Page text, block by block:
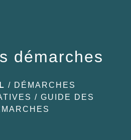
démarches
/ DÉMARCHES
/ GUIDE DES